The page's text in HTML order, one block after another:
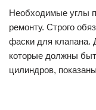
Необходимые углы
ремонту. Строго
фаски для клапана.
которые должны
цилиндров,